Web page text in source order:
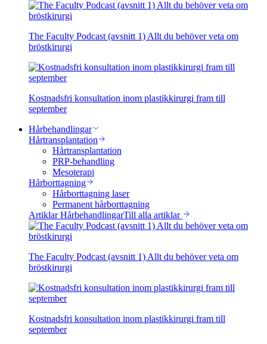
The Faculty Podcast (avsnitt 1) Allt du behöver veta om
bröstkirurgi
Kostnadsfri konsultation inom plastikkirurgi fram till
september
Hårbehandlingar
Hårtransplantation
Hårtransplantation
PRP-behandling
Mesoterapi
Hårborttagning
Hårborttagning laser
Permanent hårborttagning
Artiklar HårbehandlingarTill alla artiklar
The Faculty Podcast (avsnitt 1) Allt du behöver veta om
bröstkirurgi
Kostnadsfri konsultation inom plastikkirurgi fram till
september